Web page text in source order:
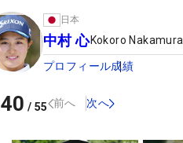
日本
中村 心Kokoro Nakamura
プロフィール成績
40 / 55 前へ 次へ